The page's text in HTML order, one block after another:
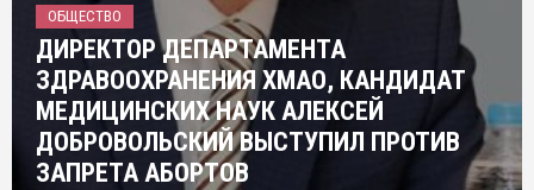
ОБЩЕСТВО
ДИРЕКТОР ДЕПАРТАМЕНТА
ЗДРАВООХРАНЕНИЯ ХМАО, КАНДИДАТ
МЕДИЦИНСКИХ НАУК АЛЕКСЕЙ
ДОБРОВОЛЬСКИЙ ВЫСТУПИЛ ПРОТИВ
ЗАПРЕТА АБОРТОВ